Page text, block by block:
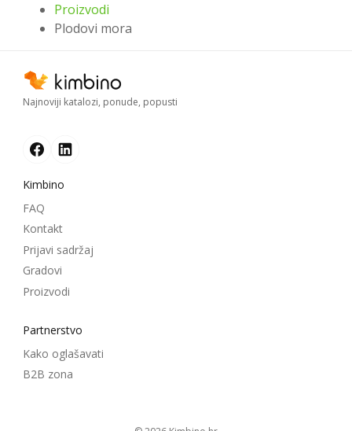
Proizvodi
Plodovi mora
Najnoviji katalozi, ponude, popusti
Kimbino
FAQ
Kontakt
Prijavi sadržaj
Gradovi
Proizvodi
Partnerstvo
Kako oglašavati
B2B zona